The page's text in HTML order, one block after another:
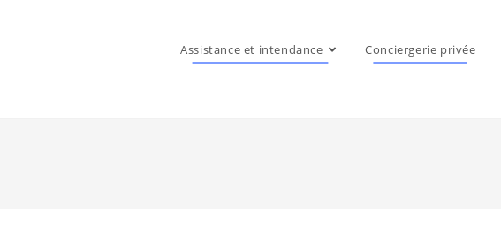
Assistance et intendance Conciergerie privée